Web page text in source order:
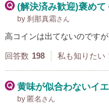
(解決済み歓迎)褒めて
by 刹那真霜さん
高コインは出てないのです
回答数 198 私も知りたい
黄味が似合わないイ
by 匿名 さん